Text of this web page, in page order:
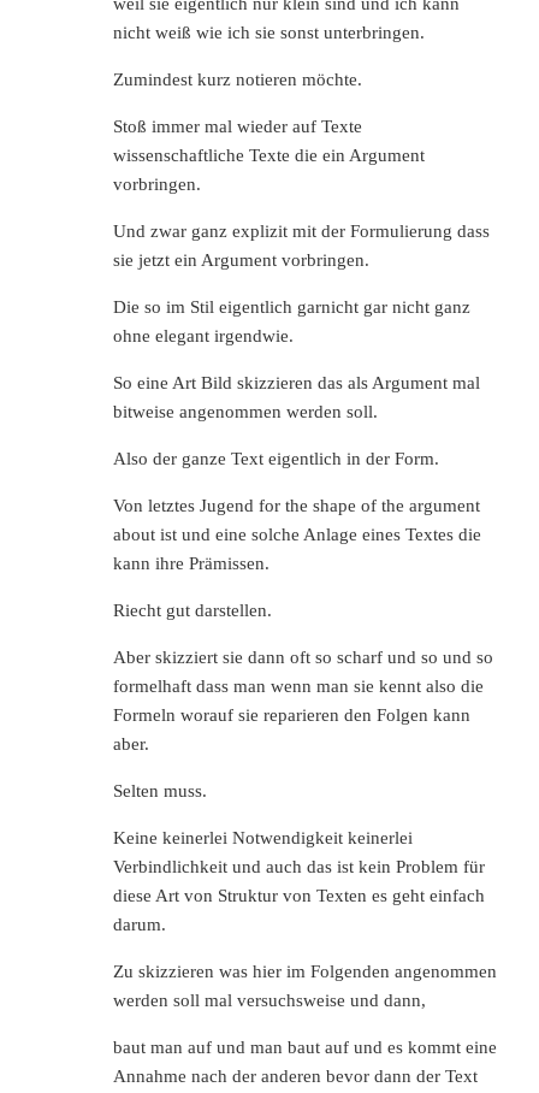
nicht weiß wie ich sie sonst unterbringen.
Zumindest kurz notieren möchte.
Stoß immer mal wieder auf Texte
wissenschaftliche Texte die ein Argument
vorbringen.
Und zwar ganz explizit mit der Formulierung dass
sie jetzt ein Argument vorbringen.
Die so im Stil eigentlich garnicht gar nicht ganz
ohne elegant irgendwie.
So eine Art Bild skizzieren das als Argument mal
bitweise angenommen werden soll.
Also der ganze Text eigentlich in der Form.
Von letztes Jugend for the shape of the argument
about ist und eine solche Anlage eines Textes die
kann ihre Prämissen.
Riecht gut darstellen.
Aber skizziert sie dann oft so scharf und so und so
formelhaft dass man wenn man sie kennt also die
Formeln worauf sie reparieren den Folgen kann
aber.
Selten muss.
Keine keinerlei Notwendigkeit keinerlei
Verbindlichkeit und auch das ist kein Problem für
diese Art von Struktur von Texten es geht einfach
darum.
Zu skizzieren was hier im Folgenden angenommen
werden soll mal versuchsweise und dann,
baut man auf und man baut auf und es kommt eine
Annahme nach der anderen bevor dann der Text